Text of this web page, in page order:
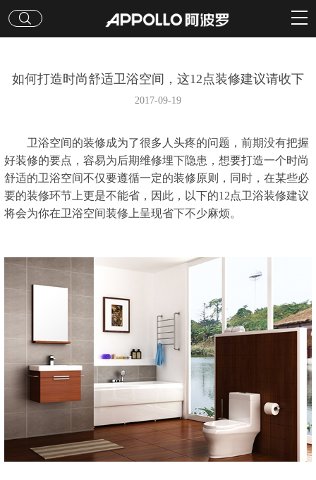
如何打造时尚舒适卫浴空间，这12点装修建议请收下
2017-09-19
卫浴空间的装修成为了很多人头疼的问题，前期没有把握
好装修的要点，容易为后期维修埋下隐患，想要打造一个时尚
舒适的卫浴空间不仅要遵循一定的装修原则，同时，在某些必
要的装修环节上更是不能省，因此，以下的12点卫浴装修建议
将会为你在卫浴空间装修上呈现省下不少麻烦。